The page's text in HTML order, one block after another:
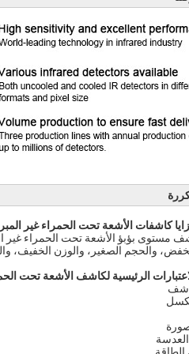
مستوى بؤبؤ الأشعة تحت الحمراء غير
والحجم الصغير، والوزن الخفيف،